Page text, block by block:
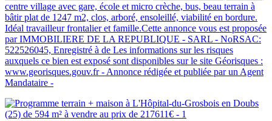
centre village avec gare, école et micro crèche, bus, beau terrain à
bâtir plat de 1247 m2, clos, arboré, ensoleillé, viabilité en bordure.
Idéal travailleur frontalier et famille.Cette annonce vous est proposée
par IMMOBILIERE DE LA REPUBLIQUE - SARL - NoRSAC:
522526045, Enregistré à de Les informations sur les risques
auxquels ce bien est exposé sont disponibles sur le site Géorisques :
www.georisques.gouv.fr - Annonce rédigée et publiée par un Agent
Mandataire -